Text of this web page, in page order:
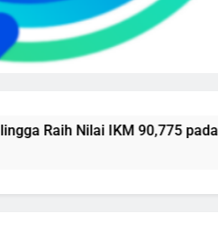
Nilai IKM 90,775 pada Survei